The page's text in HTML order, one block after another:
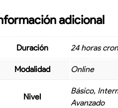
adicional
Duración 24 horas
Modalidad Online
Nivel
Básico,
Avanzado